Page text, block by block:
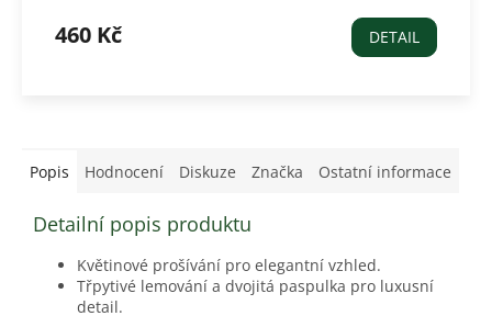
460 Kč DETAIL
Popis Hodnocení Diskuze Značka Ostatní informace
Detailní popis produktu
Květinové prošívání pro elegantní vzhled.
Třpytivé lemování a dvojitá paspulka pro luxusní
detail.